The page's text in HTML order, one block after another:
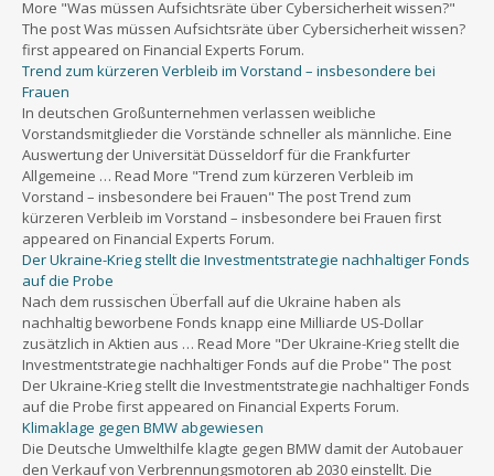
More "Was müssen Aufsichtsräte über Cybersicherheit wissen?"
The post Was müssen Aufsichtsräte über Cybersicherheit wissen?
first appeared on Financial Experts Forum.
Trend zum kürzeren Verbleib im Vorstand – insbesondere bei
Frauen
In deutschen Großunternehmen verlassen weibliche
Vorstandsmitglieder die Vorstände schneller als männliche. Eine
Auswertung der Universität Düsseldorf für die Frankfurter
Allgemeine … Read More "Trend zum kürzeren Verbleib im
Vorstand – insbesondere bei Frauen" The post Trend zum
kürzeren Verbleib im Vorstand – insbesondere bei Frauen first
appeared on Financial Experts Forum.
Der Ukraine-Krieg stellt die Investmentstrategie nachhaltiger Fonds
auf die Probe
Nach dem russischen Überfall auf die Ukraine haben als
nachhaltig beworbene Fonds knapp eine Milliarde US-Dollar
zusätzlich in Aktien aus … Read More "Der Ukraine-Krieg stellt die
Investmentstrategie nachhaltiger Fonds auf die Probe" The post
Der Ukraine-Krieg stellt die Investmentstrategie nachhaltiger Fonds
auf die Probe first appeared on Financial Experts Forum.
Klimaklage gegen BMW abgewiesen
Die Deutsche Umwelthilfe klagte gegen BMW damit der Autobauer
den Verkauf von Verbrennungsmotoren ab 2030 einstellt. Die